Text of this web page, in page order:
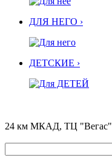
ДЛЯ НЕГО ›
ДЕТСКИЕ ›
24 км МКАД, ТЦ "Вегас"